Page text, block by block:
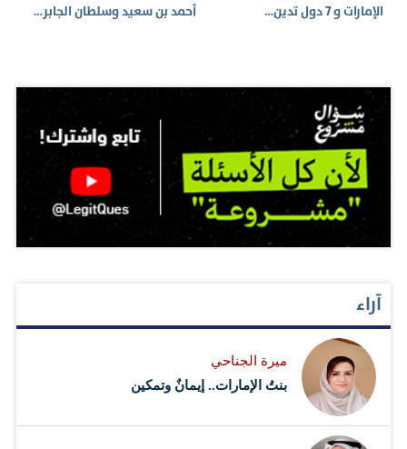
الإمارات و 7 دول تدين… أحمد بن سعيد وسلطان الجابر…
آراء
ميرة الجناحي
بنتُ الإمارات.. إيمانٌ وتمكين